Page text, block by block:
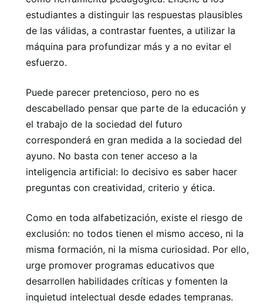
estudiantes a distinguir las respuestas plausibles
de las válidas, a contrastar fuentes, a utilizar la
máquina para profundizar más y a no evitar el
esfuerzo.
Puede parecer pretencioso, pero no es
descabellado pensar que parte de la educación y
el trabajo de la sociedad del futuro
corresponderá en gran medida a la sociedad del
ayuno. No basta con tener acceso a la
inteligencia artificial: lo decisivo es saber hacer
preguntas con creatividad, criterio y ética.
Como en toda alfabetización, existe el riesgo de
exclusión: no todos tienen el mismo acceso, ni la
misma formación, ni la misma curiosidad. Por ello,
urge promover programas educativos que
desarrollen habilidades críticas y fomenten la
inquietud intelectual desde edades tempranas.